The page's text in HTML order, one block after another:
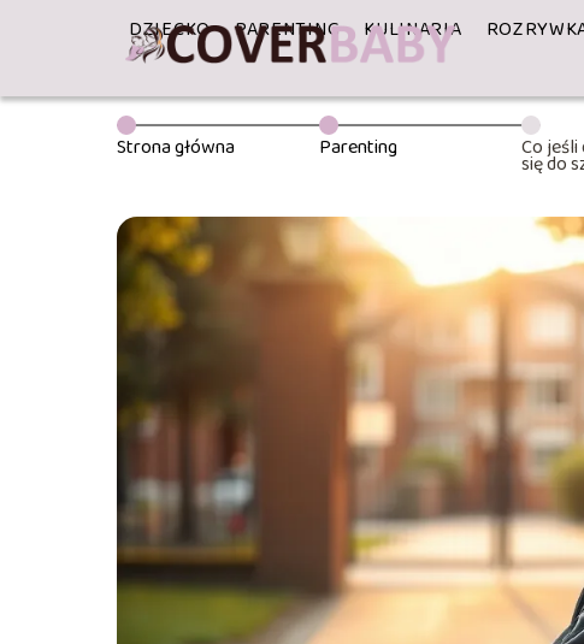
DZIECKO PARENTING KULINARIA
Strona główna Parenting Co
się do
wyboru?